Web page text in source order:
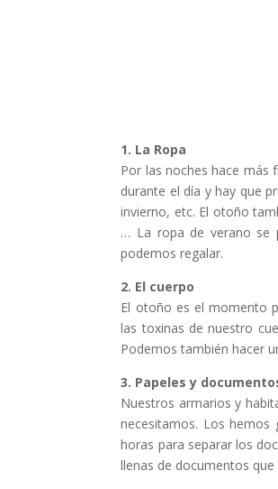
1. La Ropa
Por las noches hace más
durante el día y hay que
invierno, etc. El otoño
… La ropa de verano se
podemos regalar.
2. El cuerpo
El otoño es el momento
las toxinas de nuestro
Podemos también hacer
3. Papeles y
Nuestros armarios y
necesitamos. Los hemos
horas para separar los
llenas de documentos